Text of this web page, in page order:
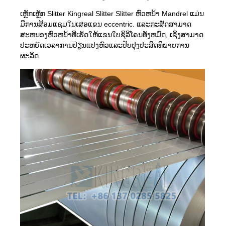
ເຫຼັກເຫຼັກ Slitter Kingreal Slitter Slitter ຫົວຫນ້າ Mandrel ແມ່ນ
ມີການສ້ອມແຊມໃນເສອແຂນ eccentric. ແລະກະສັດສາມາດ
ສະຫນອງຫົວຫນ້າທີ່ເຮັດໃຫ້ແຂນໃບຊິລິໂຄນທັງຫມົດ, ເຊິ່ງສາມາດ
ປະຫຍັດເວລາການປ່ຽນແປງຫົວແລະປັບປຸງປະສິດທິພາບການ
ຜະລິດ.